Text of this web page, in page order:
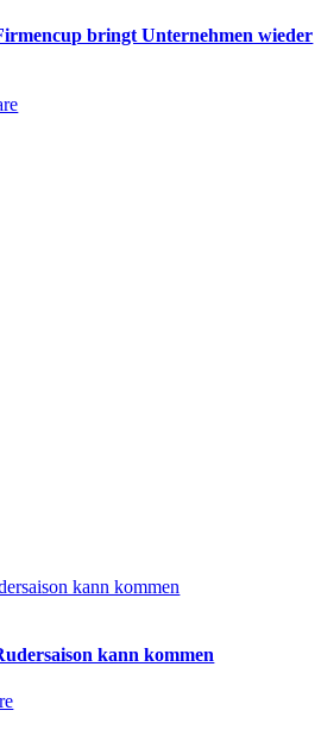
bringt Unternehmen wieder
kann kommen
kann kommen